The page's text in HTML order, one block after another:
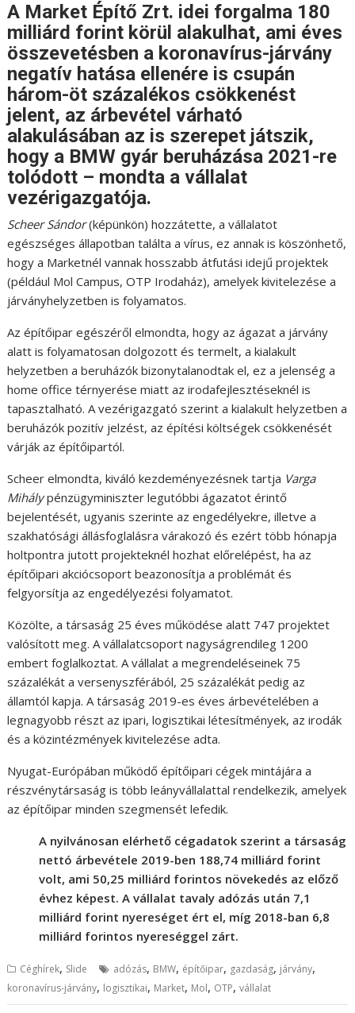
A Market Építő Zrt. idei forgalma 180
milliárd forint körül alakulhat, ami éves
összevetésben a koronavírus-járvány
negatív hatása ellenére is csupán
három-öt százalékos csökkenést
jelent, az árbevétel várható
alakulásában az is szerepet játszik,
hogy a BMW gyár beruházása 2021-re
tolódott – mondta a vállalat
vezérigazgatója.
Scheer Sándor(képünkön) hozzátette, a vállalatot
egészséges állapotban találta a vírus, ez annak is köszönhető,
hogy a Marketnél vannak hosszabb átfutási idejű projektek
(például Mol Campus, OTP Irodaház), amelyek kivitelezése a
járványhelyzetben is folyamatos.
Az építőipar egészéről elmondta, hogy az ágazat a járvány
alatt is folyamatosan dolgozott és termelt, a kialakult
helyzetben a beruházók bizonytalanodtak el, ez a jelenség a
home office térnyerése miatt az irodafejlesztéseknél is
tapasztalható. A vezérigazgató szerint a kialakult helyzetben a
beruházók pozitív jelzést, az építési költségek csökkenését
várják az építőipartól.
Scheer elmondta, kiváló kezdeményezésnek tartja Varga
Mihálypénzügyminiszter legutóbbi ágazatot érintő
bejelentését, ugyanis szerinte az engedélyekre, illetve a
szakhatósági állásfoglalásra várakozó és ezért több hónapja
holtpontra jutott projekteknél hozhat előrelépést, ha az
építőipari akciócsoport beazonosítja a problémát és
felgyorsítja az engedélyezési folyamatot.
Közölte, a társaság 25 éves működése alatt 747 projektet
valósított meg. A vállalatcsoport nagyságrendileg 1200
embert foglalkoztat. A vállalat a megrendeléseinek 75
százalékát a versenyszférából, 25 százalékát pedig az
államtól kapja. A társaság 2019-es éves árbevételében a
legnagyobb részt az ipari, logisztikai létesítmények, az irodák
és a közintézmények kivitelezése adta.
Nyugat-Európában működő építőipari cégek mintájára a
részvénytársaság is több leányvállalattal rendelkezik, amelyek
az építőipar minden szegmensét lefedik.
A nyilvánosan elérhető cégadatok szerint a társaság
nettó árbevétele 2019-ben 188,74 milliárd forint
volt, ami 50,25 milliárd forintos növekedés az előző
évhez képest. A vállalat tavaly adózás után 7,1
milliárd forint nyereséget ért el, míg 2018-ban 6,8
milliárd forintos nyereséggel zárt.
Céghírek, Slide adózás, BMW, építőipar, gazdaság, járvány,
koronavírus-járvány, logisztikai, Market, Mol, OTP,vállalat